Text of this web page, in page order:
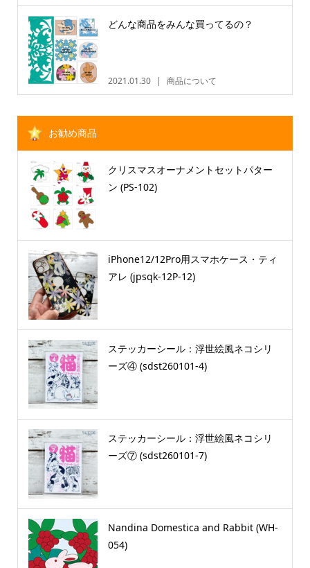
どんな商品をみんな買ってるの？
2021.01.30 商品について
お勧め商品
クリスマスオーナメントセットパター
ン (PS-102)
iPhone12/12Pro用スマホケース・ティ
アレ (jpsqk-12P-12)
ステッカーシール：浮世絵風ネコシリ
ーズ④ (sdst260101-4)
ステッカーシール：浮世絵風ネコシリ
ーズ⑦ (sdst260101-7)
Nandina Domestica and Rabbit (WH-
054)